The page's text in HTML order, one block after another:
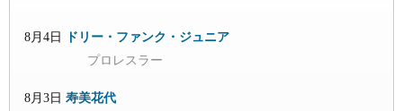
8月4日
ドリー・ファンク・ジュニア
プロレスラー
8月3日 寿美花代